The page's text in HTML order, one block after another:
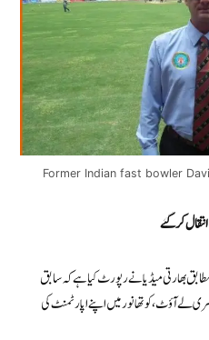
Former Indian fast bowler
بھارتی میڈیا نے رپورٹ کیا ہے کہ سابق
کی عمر میں کناکا سری لے آؤٹ، کوتھانور میں اپنے اپارٹمنٹ کی